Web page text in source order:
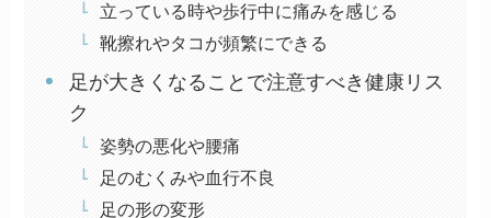
立っている時や歩行中に痛みを感じる
靴擦れやタコが頻繁にできる
足が大きくなることで注意すべき健康リス
ク
姿勢の悪化や腰痛
足のむくみや血行不良
足の形の変形